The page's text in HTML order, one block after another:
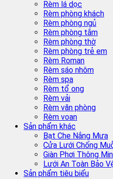
Rèm lá dọc
Rèm phòng khách
Rèm phòng ngủ
Rèm phòng tắm
Rèm phòng thờ
Rèm phòng trẻ em
Rèm Roman
Rèm sáo nhôm
Rèm spa
Rèm tổ ong
Rèm vải
Rèm văn phòng
Rèm voan
Sản phẩm khác
Bạt Che Nắng Mưa
Cửa Lưới Chống
Giàn Phơi Thông
Lưới An Toàn Bảo
Sản phẩm tiêu biểu